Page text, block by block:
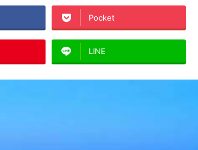
Pocket
LINE